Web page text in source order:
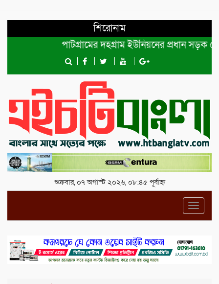
শিরোনাম
পাটগ্রামের দহগ্রাম ইউনিয়নের প্রধান সড়ক ভেঙ্গে
শুক্রবার, ০৭ অগাস্ট ২০২৬, ০৮:৪৫ পূর্বাহ্ন